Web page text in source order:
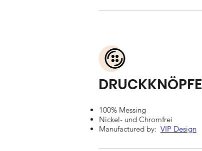
100% Messing
Nickel- und Chromfrei
Manufactured by: VIP Design
DRUCKKNÖPFE